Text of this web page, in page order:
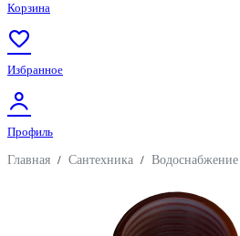
Корзина
Избранное
Профиль
Главная / Сантехника /